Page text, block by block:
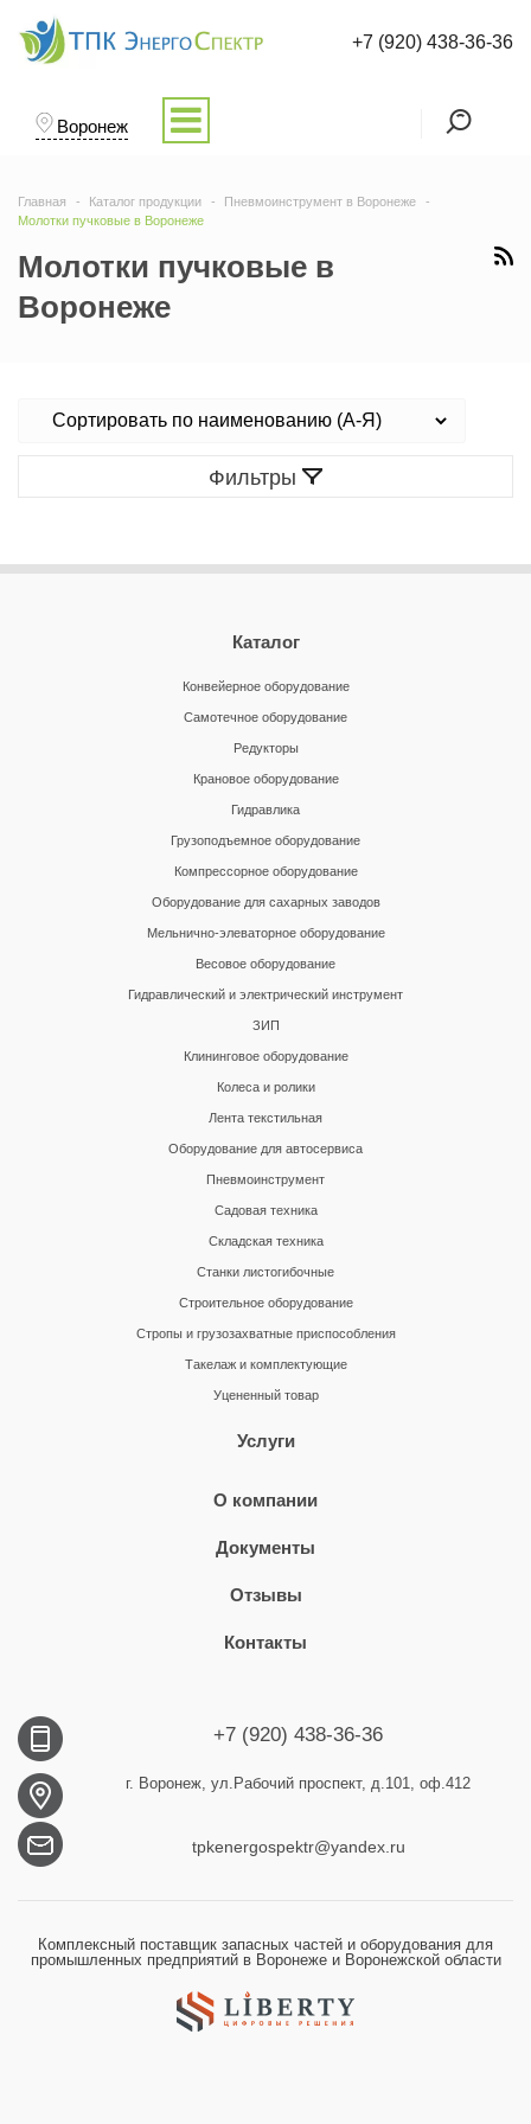
Воронеж
+7 (920) 438-36-36
Главная Каталог продукции
Пневмоинструмент в Воронеже
Молотки пучковые в Воронеже
Молотки пучковые в
Воронеже
Фильтры
Каталог
Конвейерное оборудование
Самотечное оборудование
Редукторы
Крановое оборудование
Гидравлика
Грузоподъемное оборудование
Компрессорное оборудование
Оборудование для сахарных заводов
Мельнично-элеваторное оборудование
Весовое оборудование
Гидравлический и электрический инструмент
ЗИП
Клининговое оборудование
Колеса и ролики
Лента текстильная
Оборудование для автосервиса
Пневмоинструмент
Садовая техника
Складская техника
Станки листогибочные
Строительное оборудование
Стропы и грузозахватные приспособления
Такелаж и комплектующие
Уцененный товар
Услуги
О компании
Документы
Отзывы
Контакты
+7 (920) 438-36-36
г. Воронеж, ул.Рабочий проспект, д.101, оф.412
tpkenergospektr@yandex.ru
Комплексный поставщик запасных частей и оборудования для
промышленных предприятий в Воронеже и Воронежской области